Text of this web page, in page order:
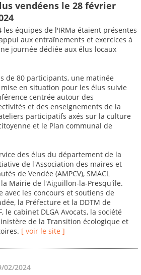
vendéens le 28 février
équipes de l'IRMa étaient présentes
aux entraînements et exercices à
journée dédiée aux élus locaux
de 80 participants, une matinée
en situation pour les élus suivie
centrée autour des
et des enseignements de la
participatifs axés sur la culture
et le Plan communal de
des élus du département de la
de l'Association des maires et
de Vendée (AMPCV), SMACL
la Mairie de l'Aiguillon-la-Presqu'île.
avec les concours et soutiens de
la Préfecture et la DDTM de
le cabinet DLGA Avocats, la société
de la Transition écologique et
[ voir le site ]
02/2024